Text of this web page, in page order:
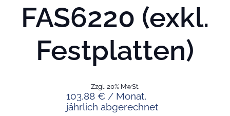
FAS6220 (exkl.
Festplatten)
103.88 € / Monat,
jährlich abgerechnet
Zzgl. 20% MwSt.